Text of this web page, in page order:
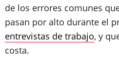
de los errores comunes
pasan por alto durante el
entrevistas de trabajo, y
costa.